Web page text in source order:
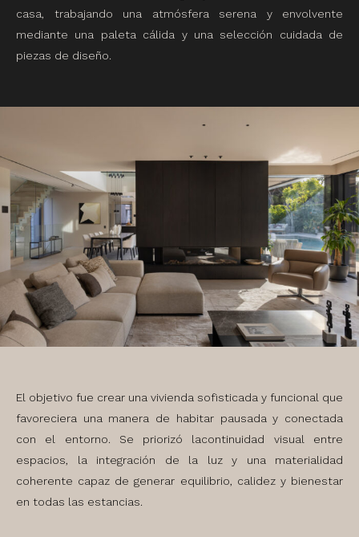
casa, trabajando una atmósfera serena y envolvente
mediante una paleta cálida y una selección cuidada de
piezas de diseño.
El objetivo fue crear una vivienda sofisticada y funcional que
favoreciera una manera de habitar pausada y conectada
con el entorno. Se priorizó lacontinuidad visual entre
espacios, la integración de la luz y una materialidad
coherente capaz de generar equilibrio, calidez y bienestar
en todas las estancias.